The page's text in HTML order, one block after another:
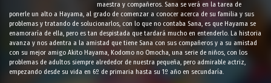
maestra y compañeros. Sana se verá en la tarea de
ponerle un alto a Hayama, al grado de comenzar a conocer acerca de su familia y sus
problemas y tratando de solucionarlos, con lo que no contaba Sana, es que Hayama se
enamoraría de ella, pero es tan despistada que tardará mucho en entenderlo. La historia
avanza y nos adentra a la amistad que tiene Sana con sus compañeros y a su amistad
con su mejor amigo Akito Hayama, Kodomo no Omocha, una serie de niños, con los
problemas de adultos siempre alrededor de nuestra pequeña, pero admirable actriz,
empezando desde su vida en 6º de primaria hasta su 1º año en secundaría.